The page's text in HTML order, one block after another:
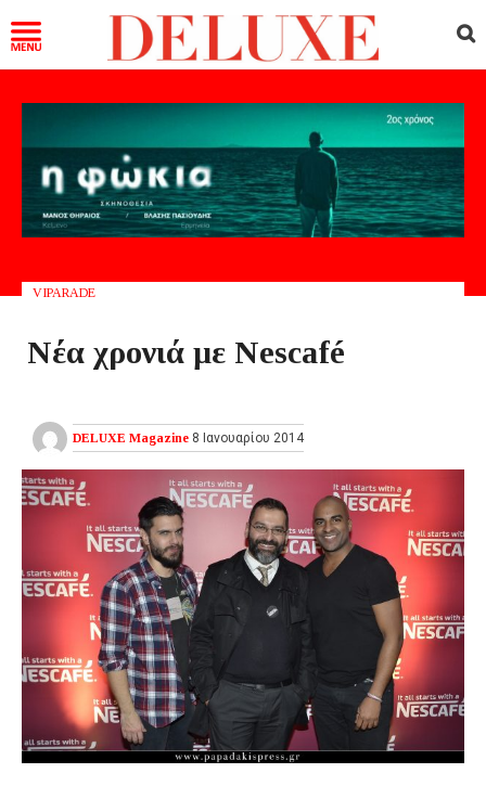
VIPARADE
Νέα χρονιά με Nescafé
DELUXE Magazine 8 Ιανουαρίου 2014